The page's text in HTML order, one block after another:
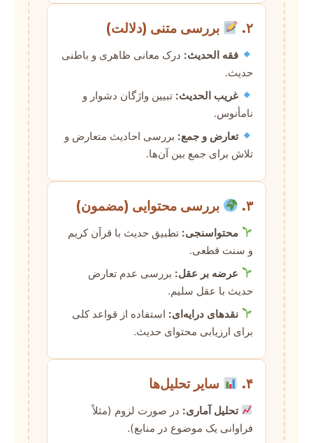
۲. بررسی متنی (دلالت)
فقه الحدیث: درک معانی ظاهری و باطنی
حدیث.
غریب الحدیث: تبیین واژگان دشوار و
نامأنوس.
تعارض و جمع: بررسی احادیث متعارض و
تلاش برای جمع بین آن‌ها.
۳. بررسی محتوایی (مضمون)
محتواسنجی: تطبیق حدیث با قرآن کریم
و سنت قطعی.
عرضه بر عقل: بررسی عدم تعارض
حدیث با عقل سلیم.
نقدهای درایه‌ای: استفاده از قواعد کلی
برای ارزیابی محتوای حدیث.
۴. سایر تحلیل‌ها
تحلیل آماری: در صورت لزوم (مثلاً
فراوانی یک موضوع در منابع).